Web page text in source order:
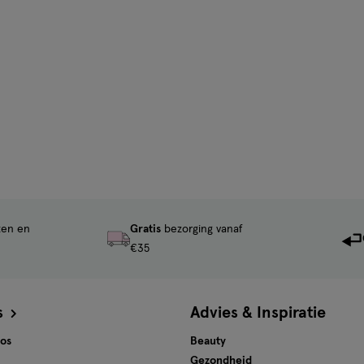
en Gratisbezorging vanaf
€35
Advies & Inspiratie
Beauty
Gezondheid